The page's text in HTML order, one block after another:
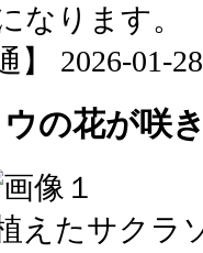
なります。
】 2026-01-
の花が咲
えたサクラ